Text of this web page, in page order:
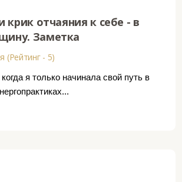
крик отчаяния к себе - в
Заметка
(Рейтинг - 5)
я только начинала свой путь в